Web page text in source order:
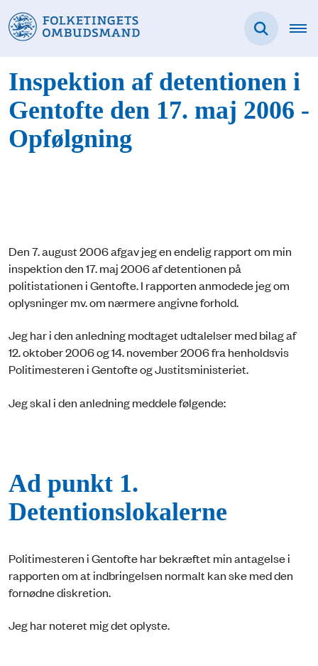
Inspektion af detentionen i
Gentofte den 17. maj 2006 -
Opfølgning
Den 7. august 2006 afgav jeg en endelig rapport om min
inspektion den 17. maj 2006 af detentionen på
politistationen i Gentofte. I rapporten anmodede jeg om
oplysninger mv. om nærmere angivne forhold.
Jeg har i den anledning modtaget udtalelser med bilag af
12. oktober 2006 og 14. november 2006 fra henholdsvis
Politimesteren i Gentofte og Justitsministeriet.
Jeg skal i den anledning meddele følgende:
Ad punkt 1.
Detentionslokalerne
Politimesteren i Gentofte har bekræftet min antagelse i
rapporten om at indbringelsen normalt kan ske med den
fornødne diskretion.
Jeg har noteret mig det oplyste.